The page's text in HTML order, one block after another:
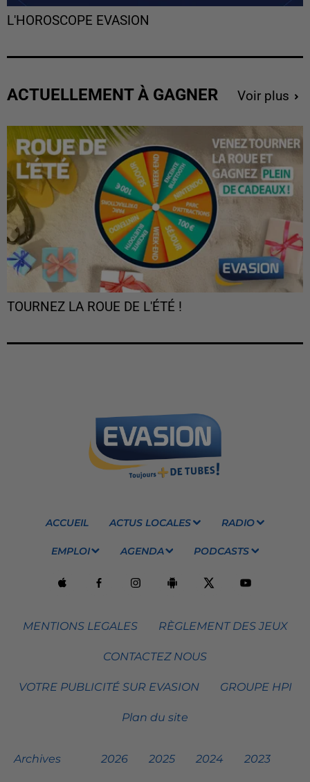
L'HOROSCOPE EVASION
ACTUELLEMENT À GAGNER Voir plus
TOURNEZ LA ROUE DE L'ÉTÉ !
ACCUEIL ACTUS LOCALES RADIO
EMPLOI AGENDA PODCASTS
MENTIONS LEGALES RÈGLEMENT DES JEUX
CONTACTEZ NOUS
VOTRE PUBLICITÉ SUR EVASION GROUPE HPI
Plan du site
Archives 2026 2025 2024 2023